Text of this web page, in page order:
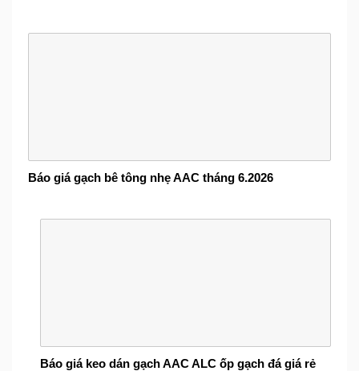
Báo giá gạch bê tông nhẹ AAC tháng 6.2026
Báo giá keo dán gạch AAC ALC ốp gạch đá giá rẻ